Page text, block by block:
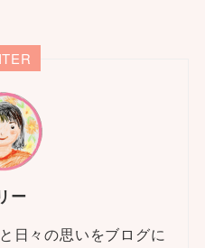
ー
日々の思いをブログに